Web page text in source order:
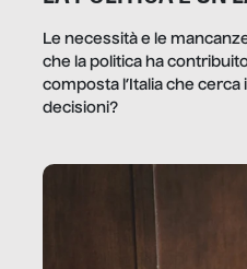
Le necessità e le
che la politica ha
composta l’Italia che
decisioni?